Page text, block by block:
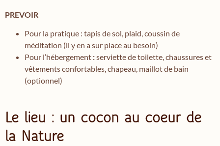
PREVOIR
Pour la pratique : tapis de sol, plaid, coussin de
méditation (il y en a sur place au besoin)
Pour l’hébergement :serviette de toilette, chaussures et
vêtements confortables, chapeau, maillot de bain
(optionnel)
Le lieu : un cocon au coeur de
la Nature